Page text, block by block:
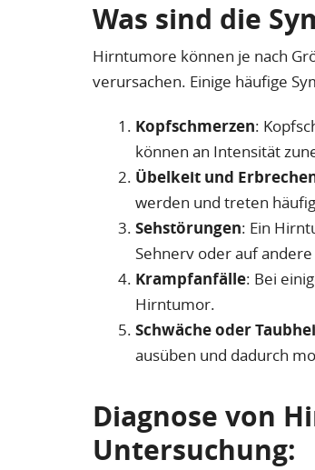
Was sind die
Hirntumore können je nach
verursachen. Einige häufige
Kopfschmerzen:
können an Intensität
Übelkeit und
werden und treten
Sehstörungen: Ein
Sehnerv oder auf
Krampfanfälle: Bei
Hirntumor.
Schwäche oder
ausüben und dadurch
Diagnose von
Untersuchung: